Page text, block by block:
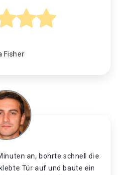
Fisher
an, bohrte schnell die
Tür auf und baute ein